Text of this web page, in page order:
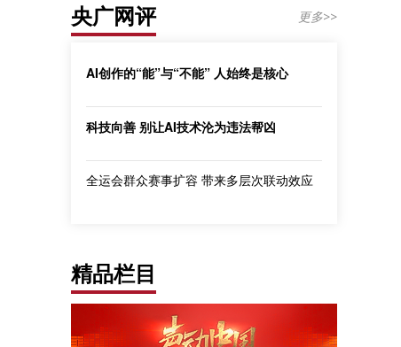
央广网评 更多>>
AI创作的“能”与“不能” 人始终是核心
科技向善 别让AI技术沦为违法帮凶
全运会群众赛事扩容 带来多层次联动效应
精品栏目